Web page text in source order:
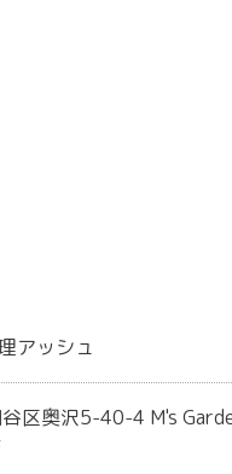
アッシュ
区奥沢5-40-4 M's